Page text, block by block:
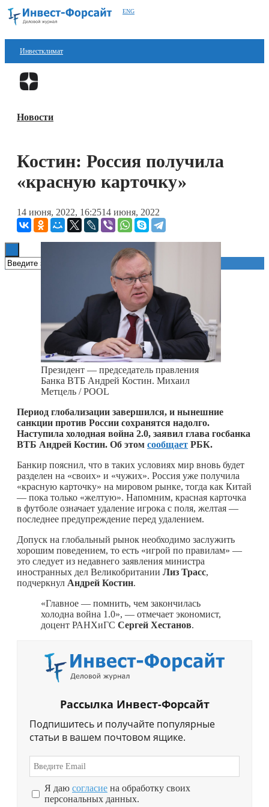
ENG
Инвестклимат
Финансы
Блокчейн
Книги
Новости
Костин: Россия получила
«красную карточку»
14 июня, 2022, 16:2514 июня, 2022
Президент — председатель правления
Банка ВТБ Андрей Костин. Михаил
Метцель / POOL
Период глобализации завершился, и нынешние
санкции против России сохранятся надолго.
Наступила холодная война 2.0, заявил глава госбанка
ВТБ Андрей Костин. Об этом сообщает РБК.
Банкир пояснил, что в таких условиях мир вновь будет
разделен на «своих» и «чужих». Россия уже получила
«красную карточку» на мировом рынке, тогда как Китай
— пока только «желтую». Напомним, красная карточка
в футболе означает удаление игрока с поля, желтая —
последнее предупреждение перед удалением.
Допуск на глобальный рынок необходимо заслужить
хорошим поведением, то есть «игрой по правилам» —
это следует из недавнего заявления министра
иностранных дел Великобритании Лиз Трасс,
подчеркнул Андрей Костин.
«Главное — помнить, чем закончилась
холодна война 1.0», — отмечает экономист,
доцент РАНХиГС Сергей Хестанов.
Рассылка Инвест-Форсайт
Подпишитесь и получайте популярные
статьи в вашем почтовом ящике.
Я даю согласие на обработку своих
персональных данных.